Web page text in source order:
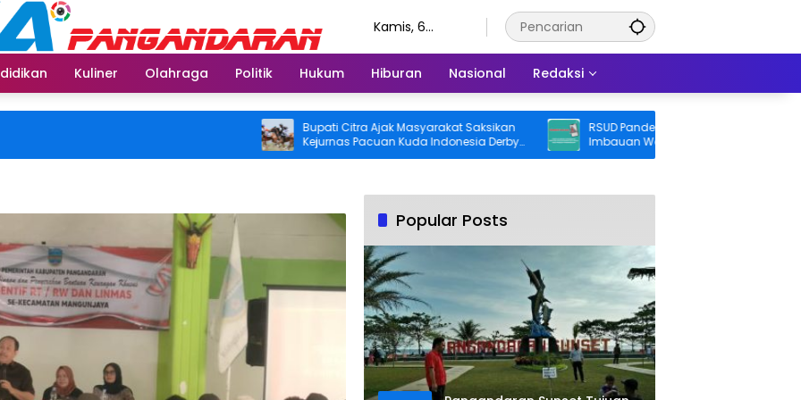
Kamis, 6
Kuliner Olahraga Politik Hukum Hiburan Nasional Redaksi
Bupati Citra Ajak Masyarakat Saksikan
Kejurnas Pacuan Kuda Indonesia Derby
2026 di Legokjawa
RSUD Pandega Pangandaran Keluarkan
Imbauan Waspada Penipuan
Popular Posts